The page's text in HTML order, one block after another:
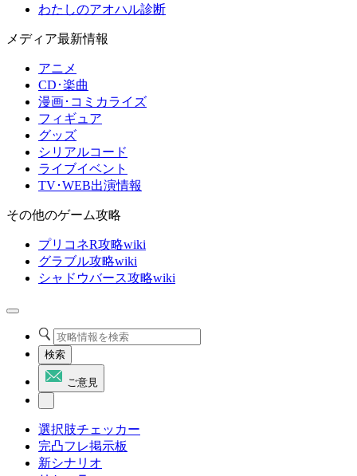
わたしのアオハル診断
メディア最新情報
アニメ
CD･楽曲
漫画･コミカライズ
フィギュア
グッズ
シリアルコード
ライブイベント
TV･WEB出演情報
その他のゲーム攻略
プリコネR攻略wiki
グラブル攻略wiki
シャドウバース攻略wiki
検索
ご意見
選択肢チェッカー
完凸フレ掲示板
新シナリオ